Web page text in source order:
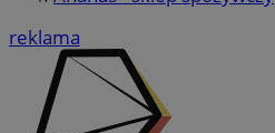
reklama